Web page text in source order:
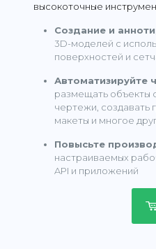
высокоточные
Создание и
3D-моделей с
поверхностей и
Автоматизируйте
размещать объекты
чертежи, создавать
макеты и многое
Повысьте
настраиваемых
API и приложений